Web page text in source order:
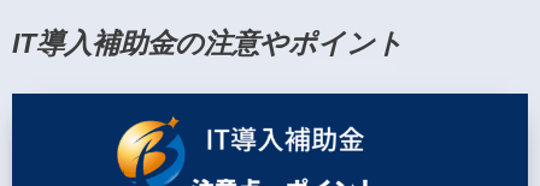
IT導入補助金の注意やポイント